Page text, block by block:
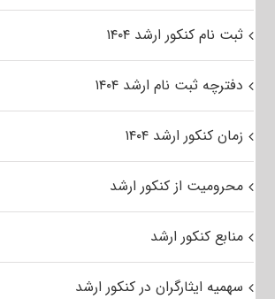
ثبت نام کنکور ارشد ۱۴۰۴
دفترچه ثبت نام ارشد ۱۴۰۴
زمان کنکور ارشد ۱۴۰۴
محرومیت از کنکور ارشد
منابع کنکور ارشد
سهمیه ایثارگران در کنکور ارشد